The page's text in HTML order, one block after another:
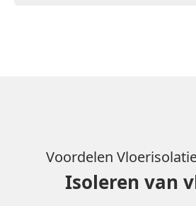
Voordelen
Isoleren van